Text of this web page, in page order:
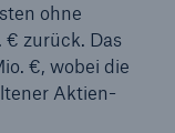
ohne
€ zurück. Das
€, wobei die
Aktien-